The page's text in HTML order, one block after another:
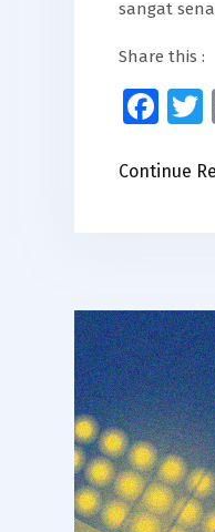
sangat
Share this :
Continue